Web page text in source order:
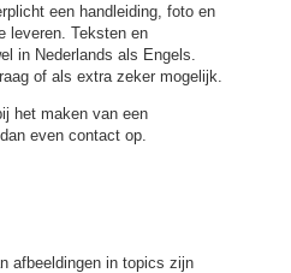
een handleiding, foto en
leveren. Teksten en
in Nederlands als Engels.
of als extra zeker mogelijk.
het maken van een
even contact op.
afbeeldingen in topics zijn